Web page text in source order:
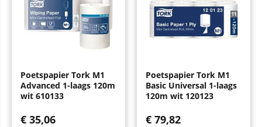
Poetspapier Tork M1
Advanced 1-laags 120m
wit 610133
€ 35,06
Poetspapier Tork M1
Basic Universal 1-laags
120m wit 120123
€ 79,82